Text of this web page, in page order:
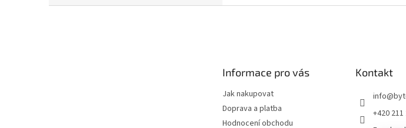
Informace pro vás
Jak nakupovat
Doprava a platba
Hodnocení obchodu
Kontakt
info@
+420 211